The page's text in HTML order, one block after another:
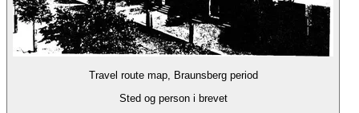
Travel route map, Braunsberg period
Sted og person i brevet